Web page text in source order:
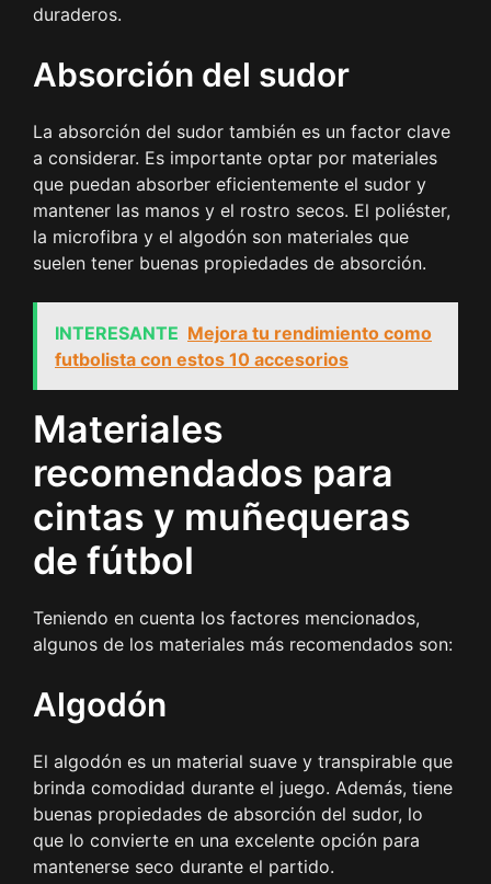
duraderos.
Absorción del sudor
La absorción del sudor también es un factor clave
a considerar. Es importante optar por materiales
que puedan absorber eficientemente el sudor y
mantener las manos y el rostro secos. El poliéster,
la microfibra y el algodón son materiales que
suelen tener buenas propiedades de absorción.
INTERESANTE Mejora tu rendimiento como
futbolista con estos 10 accesorios
Materiales
recomendados para
cintas y muñequeras
de fútbol
Teniendo en cuenta los factores mencionados,
algunos de los materiales más recomendados son:
Algodón
El algodón es un material suave y transpirable que
brinda comodidad durante el juego. Además, tiene
buenas propiedades de absorción del sudor, lo
que lo convierte en una excelente opción para
mantenerse seco durante el partido.